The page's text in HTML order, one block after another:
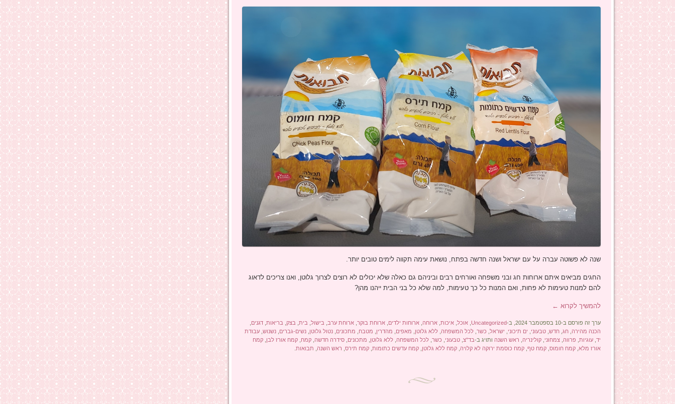
שנה לא פשוטה עברה על עם ישראל ושנה חדשה בפתח, נושאת עימה תקווה לימים טובים יותר.
החגים מביאים איתם ארוחות חג ובני משפחה ואורחים רבים וביניהם גם כאלה שלא יכולים לא רוצים לצרוך גלוטן, ואנו צריכים לדאוג
להם למנות טעימות לא פחות, ואם המנות כל כך טעימות, למה שלא כל בני הבית ייהנו מהן?
להמשיך לקרוא ←
ערך זה פורסם ב-10 בספטמבר 2024, ב- Uncategorized אוכל, איכות, ארוחה, ארוחות ילדים ארוחת בוקר, ארוחת ערב, בישול, בית, בצק, בריאות, דגנים
הכנה מהירה, חג, חדש, טבעוני ים תיכוני ישראל, כשר, לכל המשפחה, ללא גלוטן מאפים מהדרין מטבח מתכונים נטול גלוטן נשים-גברים נשנוש, עבודת
יד, עוגיות, פרווה, צמחוני קולינריה, ראש השנהותויג ב-בד"צ, טבעוני כשר, לכל המשפחה, ללא גלוטן מתכונים סידרה חדשה, קמח קמח אורז לבן קמח
אורז מלא, קמח חומוס, קמח טף, קמח כוסמת ירוקה לא קלויה, קמח ללא גלוטן קמח עדשים כתומות, קמח תירס, ראש השנה, תבואות.